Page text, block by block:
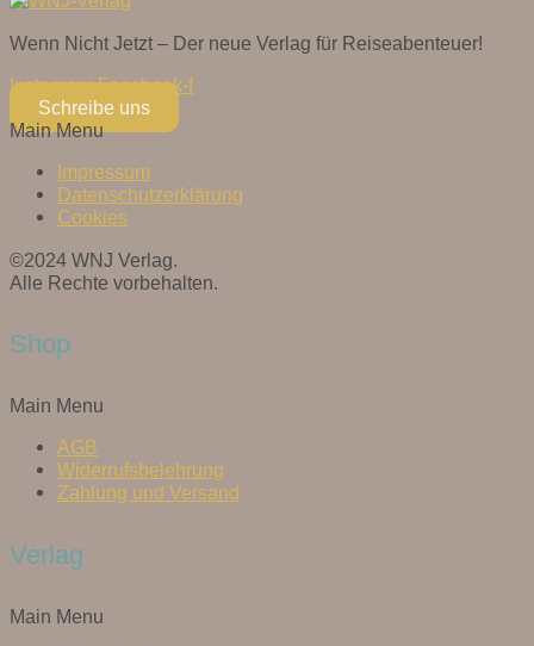
Wenn Nicht Jetzt – Der neue Verlag für Reiseabenteuer!
Instagram Facebook-f
Schreibe uns
Main Menu
Impressum
Datenschutzerklärung
Cookies
©2024 WNJ Verlag.
Alle Rechte vorbehalten.
Shop
Main Menu
AGB
Widerrufsbelehrung
Zahlung und Versand
Verlag
Main Menu